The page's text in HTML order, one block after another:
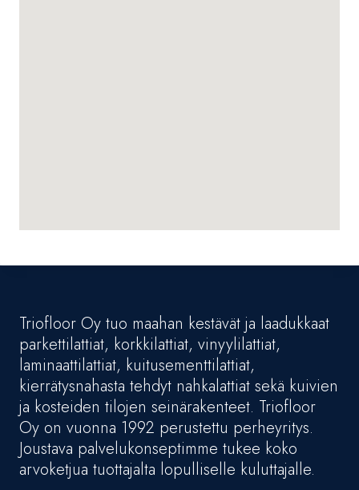
Triofloor Oy tuo maahan kestävät ja laadukkaat
parkettilattiat, korkkilattiat, vinyylilattiat,
laminaattilattiat, kuitusementtilattiat,
kierrätysnahasta tehdyt nahkalattiat sekä kuivien
ja kosteiden tilojen seinärakenteet. Triofloor
Oy on vuonna 1992 perustettu perheyritys.
Joustava palvelukonseptimme tukee koko
arvoketjua tuottajalta lopulliselle kuluttajalle.